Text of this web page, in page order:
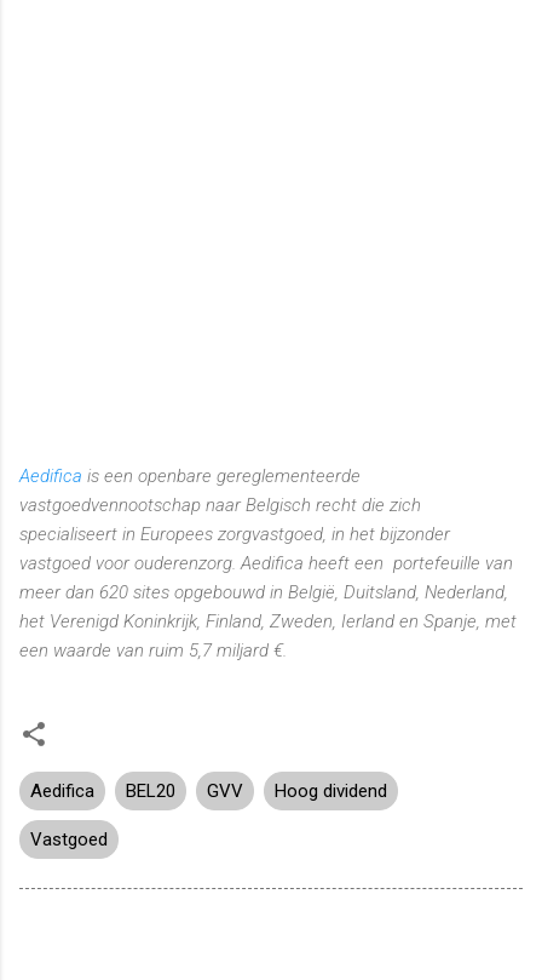
Aedifica is een openbare gereglementeerde
vastgoedvennootschap naar Belgisch recht die zich
specialiseert in Europees zorgvastgoed, in het bijzonder
vastgoed voor ouderenzorg. Aedifica heeft een portefeuille van
meer dan 620 sites opgebouwd in België, Duitsland, Nederland,
het Verenigd Koninkrijk, Finland, Zweden, Ierland en Spanje, met
een waarde van ruim 5,7 miljard €.
Aedifica BEL20 GVV Hoog dividend
Vastgoed